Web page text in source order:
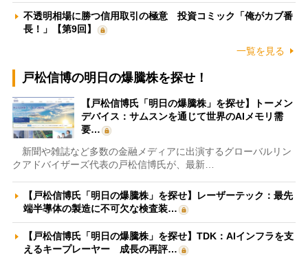
不透明相場に勝つ信用取引の極意 投資コミック「俺がカブ番
長！」【第9回】
一覧を見る
戸松信博の明日の爆騰株を探せ！
【戸松信博氏「明日の爆騰株」を探せ】トーメン
デバイス：サムスンを通じて世界のAIメモリ需
要…
新聞や雑誌など多数の金融メディアに出演するグローバルリン
クアドバイザーズ代表の戸松信博氏が、最新…
【戸松信博氏「明日の爆騰株」を探せ】レーザーテック：最先
端半導体の製造に不可欠な検査装…
【戸松信博氏「明日の爆騰株」を探せ】TDK：AIインフラを支
えるキープレーヤー 成長の再評…